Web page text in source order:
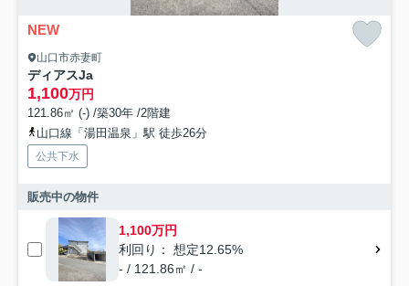
NEW
山口市赤妻町
ディアスJa
1,100万円
121.86㎡ (-) /築30年 /2階建
山口線「湯田温泉」駅 徒歩26分
公共下水
販売中の物件
1,100万円
利回り： 想定12.65%
- / 121.86㎡ / -